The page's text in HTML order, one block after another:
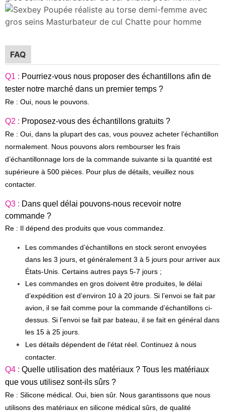
FAQ
Q1 : Pourriez-vous nous proposer des échantillons afin de
tester notre marché dans un premier temps ?
Re : Oui, nous le pouvons.
Q2 : Proposez-vous des échantillons gratuits ?
Re : Oui, dans la plupart des cas, vous pouvez acheter l’échantillon
normalement. Nous pouvons alors rembourser les frais
d’échantillonnage lors de la commande suivante si la quantité est
supérieure à 500 pièces. Pour plus de détails, veuillez nous
contacter.
Q3 : Dans quel délai pouvons-nous recevoir notre
commande ?
Re : Il dépend des produits que vous commandez.
Les commandes d’échantillons en stock seront envoyées
dans les 3 jours, et généralement 3 à 5 jours pour arriver aux
États-Unis. Certains autres pays 5-7 jours ;
Les commandes en gros doivent être produites, le délai
d’expédition est d’environ 10 à 20 jours. Si l’envoi se fait par
avion, il se fait comme pour la commande d’échantillons ci-
dessus. Si l’envoi se fait par bateau, il se fait en général dans
les 15 à 25 jours.
Les détails dépendent de l’état réel. Continuez à nous
contacter.
Q4 : Quelle utilisation des matériaux ? Tous les matériaux
que vous utilisez sont-ils sûrs ?
Re : Silicone médical. Oui, bien sûr. Nous garantissons que nous
utilisons des matériaux en silicone médical sûrs, de qualité